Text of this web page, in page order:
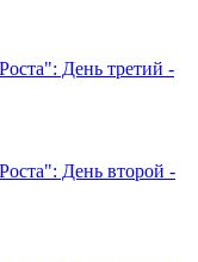
День третий -
День второй -